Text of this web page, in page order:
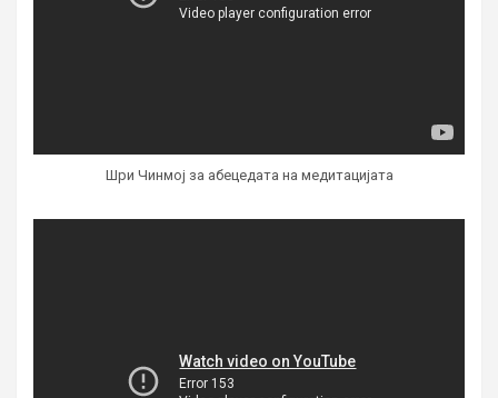
Шри Чинмој за абецедата на медитацијата